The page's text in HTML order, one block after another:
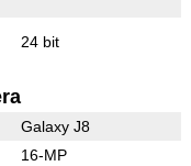
24 bit
Galaxy J8
16-MP